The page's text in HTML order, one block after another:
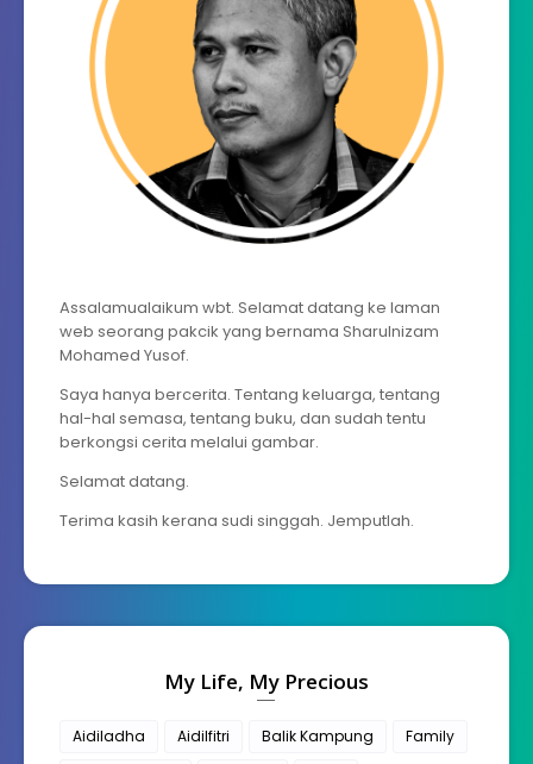
Assalamualaikum wbt. Selamat datang ke laman
web seorang pakcik yang bernama Sharulnizam
Mohamed Yusof.
Saya hanya bercerita. Tentang keluarga, tentang
hal-hal semasa, tentang buku, dan sudah tentu
berkongsi cerita melalui gambar.
Selamat datang.
Terima kasih kerana sudi singgah. Jemputlah.
My Life, My Precious
Aidiladha Aidilfitri Balik Kampung
Family